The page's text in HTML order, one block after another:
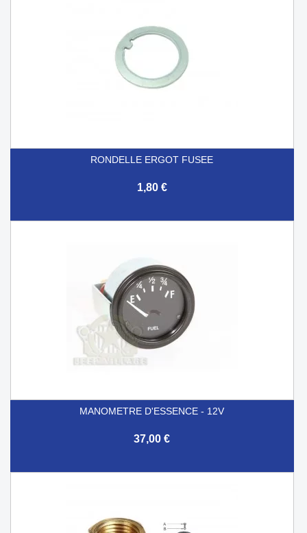
RONDELLE ERGOT FUSEE
1,80 €
MANOMETRE D'ESSENCE - 12V
37,00 €